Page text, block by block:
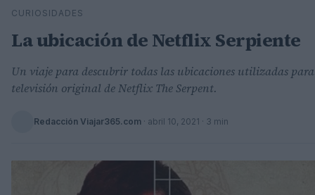
Buscar
CURIOSIDADES
La ubicación de Netflix Serpiente
Un viaje para descubrir todas las ubicaciones utilizadas
televisión original de Netflix The Serpent.
Redacción Viajar365.com · abril 10, 2021 · 3 min